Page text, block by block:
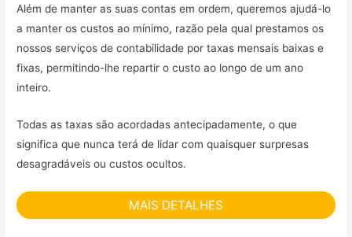
Além de manter as suas contas em ordem, queremos ajudá-lo
a manter os custos ao mínimo, razão pela qual prestamos os
nossos serviços de contabilidade por taxas mensais baixas e
fixas, permitindo-lhe repartir o custo ao longo de um ano
inteiro.
Todas as taxas são acordadas antecipadamente, o que
significa que nunca terá de lidar com quaisquer surpresas
desagradáveis ou custos ocultos.
MAIS DETALHES